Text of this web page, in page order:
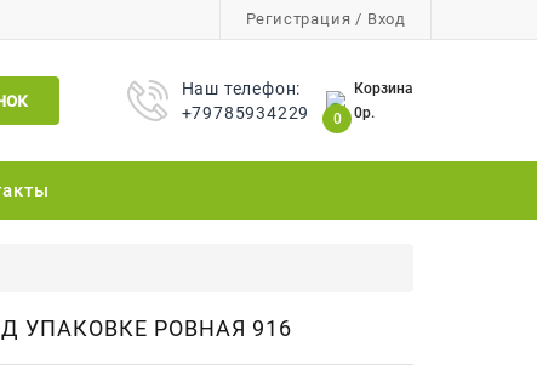
Регистрация / Вход
Наш телефон:
+79785934229
Корзина
0
0р.
УПАКОВКЕ РОВНАЯ 916